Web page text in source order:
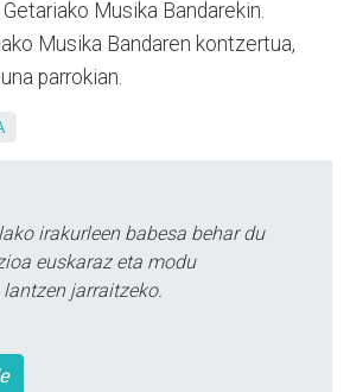
Getariako Musika Bandarekin.
Musika Bandaren kontzertua,
parrokian.
irakurleen babesa behar du
euskaraz eta modu
jarraitzeko.